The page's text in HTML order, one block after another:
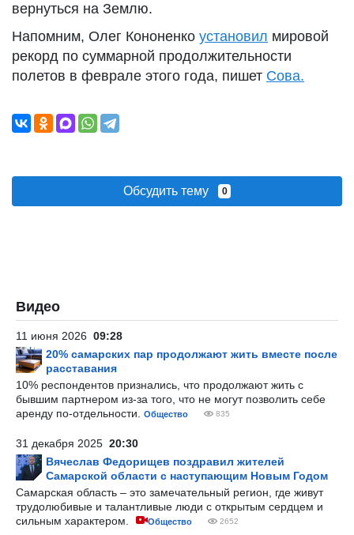
вернуться на Землю.
Напомним, Олег Кононенко установил мировой
рекорд по суммарной продолжительности
полетов в феврале этого года, пишет Сова.
Обсудить тему 0
Видео
11 июня 2026 09:28
20% самарских пар продолжают жить вместе после
расставания
10% респондентов признались, что продолжают жить с
бывшим партнером из-за того, что не могут позволить себе
аренду по-отдельности.
Общество 835
31 декабря 2025 20:30
Вячеслав Федорищев поздравил жителей
Самарской области с наступающим Новым Годом
Самарская область – это замечательный регион, где живут
трудолюбивые и талантливые люди с открытым сердцем и
сильным характером.
Общество 2652